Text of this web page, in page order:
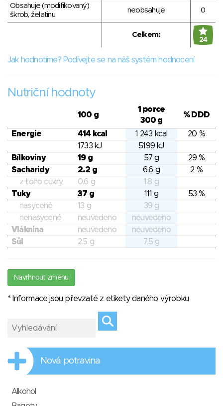
Obsahuje (modifikovaný)
škrob, želatinu
neobsahuje 0
Celkem:
24
Jak hodnotíme? Podívejte se na náš systém hodnocení.
Nutriční hodnoty
100 g
1 porce
300 g
% DDD
Energie 414 kcal 1 243 kcal
20 %
1733 kJ
5199 kJ
Bílkoviny
19 g 57 g
29 %
Sacharidy
2.2 g 6.6 g
2 %
z toho cukry
0.6 g
1.8 g
Tuky
37 g 111 g
53 %
nasycené
13 g
39 g
nenasycené
neuvedeno
neuvedeno
Vláknina
neuvedeno
neuvedeno
Sůl
2.5 g 7.5 g
Navrhnout změnu
* Informace jsou převzaté z etikety daného výrobku
Nová potravina
Alkohol